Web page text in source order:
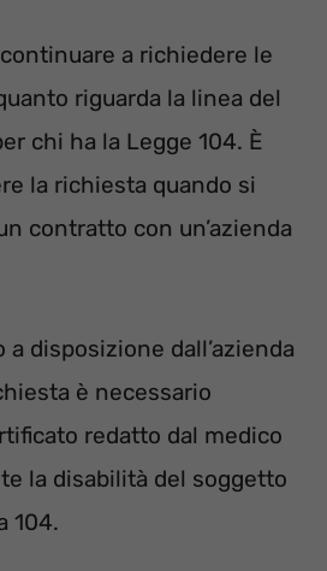
a richiedere le
riguarda la linea del
chi ha la Legge 104. È
la richiesta quando si
contratto con un’azienda
disposizione dall’azienda
è necessario
redatto dal medico
la disabilità del soggetto
104.